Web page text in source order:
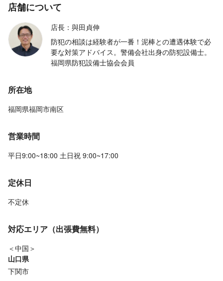
店舗について
店長：與田貞伸
防犯の相談は経験者が一番！泥棒との遭遇体験で必
要な対策アドバイス。警備会社出身の防犯設備士。
福岡県防犯設備士協会会員
所在地
福岡県福岡市南区
営業時間
平日9:00~18:00 土日祝 9:00~17:00
定休日
不定休
対応エリア（出張費無料）
＜中国＞
山口県
下関市